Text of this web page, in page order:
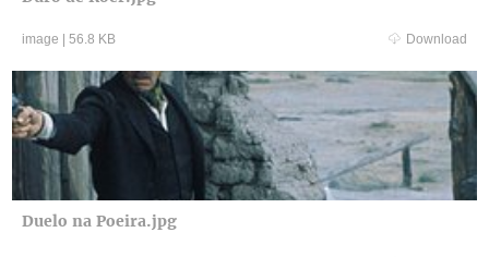
image 56.8 KB Download
Duelo na Poeira.jpg